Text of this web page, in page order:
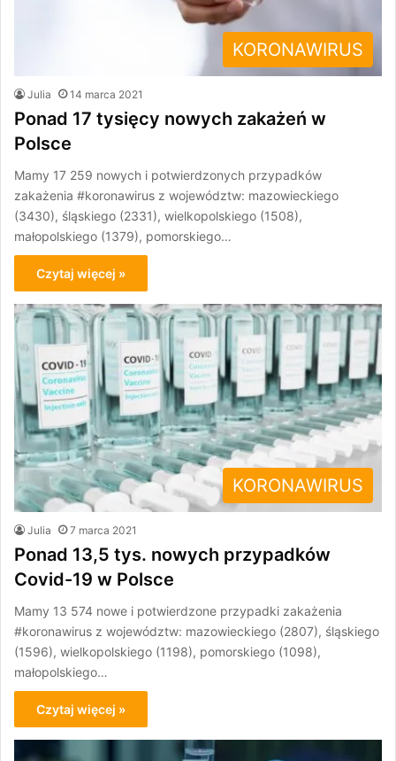
KORONAWIRUS
Julia 14 marca 2021
Ponad 17 tysięcy nowych zakażeń w
Polsce
Mamy 17 259 nowych i potwierdzonych przypadków
zakażenia #koronawirus z województw: mazowieckiego
(3430), śląskiego (2331), wielkopolskiego (1508),
małopolskiego (1379), pomorskiego…
Czytaj więcej »
KORONAWIRUS
Julia 7 marca 2021
Ponad 13,5 tys. nowych przypadków
Covid-19 w Polsce
Mamy 13 574 nowe i potwierdzone przypadki zakażenia
#koronawirus z województw: mazowieckiego (2807), śląskiego
(1596), wielkopolskiego (1198), pomorskiego (1098),
małopolskiego…
Czytaj więcej »